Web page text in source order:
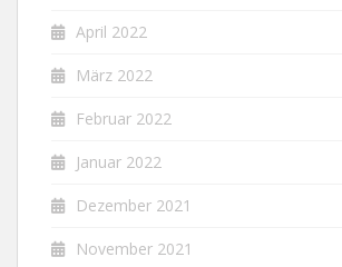
April 2022
März 2022
Februar 2022
Januar 2022
Dezember 2021
November 2021